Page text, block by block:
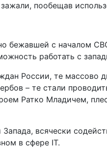
пообещав
бежавшей с началом
работать с
России, те
– те стали
Ратко Младичем,
всячески
в сфере IT.